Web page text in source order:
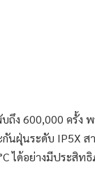
ถึง 600,000 ครั้ง
นฝุ่นระดับ IP5X ส
ได้อย่างมีประสิท